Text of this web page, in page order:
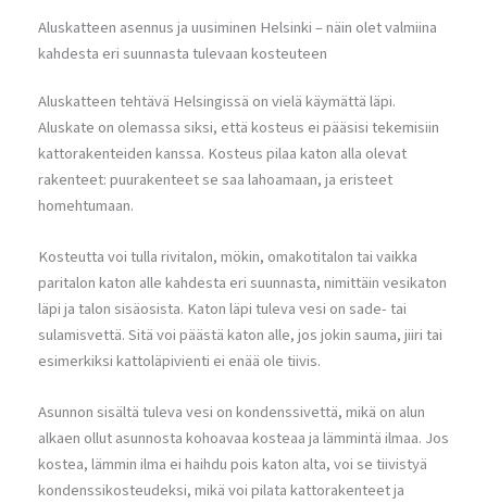
Aluskatteen asennus ja uusiminen Helsinki – näin olet valmiina
kahdesta eri suunnasta tulevaan kosteuteen
Aluskatteen tehtävä Helsingissä on vielä käymättä läpi.
Aluskate on olemassa siksi, että kosteus ei pääsisi tekemisiin
kattorakenteiden kanssa. Kosteus pilaa katon alla olevat
rakenteet: puurakenteet se saa lahoamaan, ja eristeet
homehtumaan.
Kosteutta voi tulla rivitalon, mökin, omakotitalon tai vaikka
paritalon katon alle kahdesta eri suunnasta, nimittäin vesikaton
läpi ja talon sisäosista. Katon läpi tuleva vesi on sade- tai
sulamisvettä. Sitä voi päästä katon alle, jos jokin sauma, jiiri tai
esimerkiksi kattoläpivienti ei enää ole tiivis.
Asunnon sisältä tuleva vesi on kondenssivettä, mikä on alun
alkaen ollut asunnosta kohoavaa kosteaa ja lämmintä ilmaa. Jos
kostea, lämmin ilma ei haihdu pois katon alta, voi se tiivistyä
kondenssikosteudeksi, mikä voi pilata kattorakenteet ja